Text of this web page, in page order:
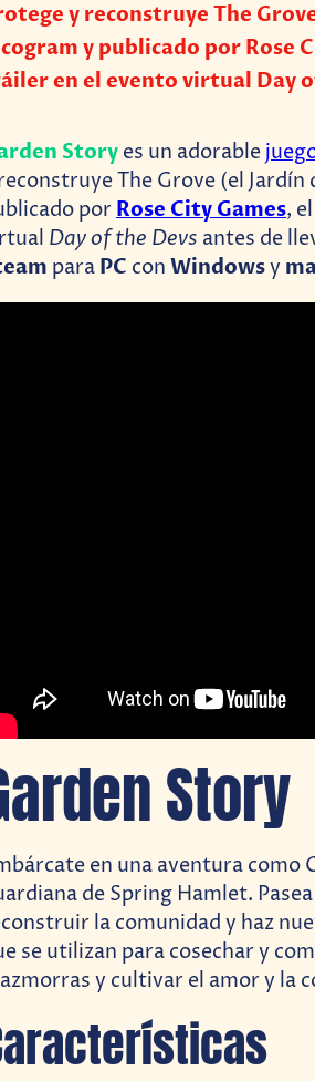
y reconstruye The
y publicado por Rose
en el evento virtual Day
Story es un adorable
The Grove (el
porRose City Games,
Day of the Devs antes de
para PC con Windowsy
Story
en una aventura como
de Spring Hamlet.
la comunidad y haz
se utilizan para cosechar y
y cultivar el amor y la